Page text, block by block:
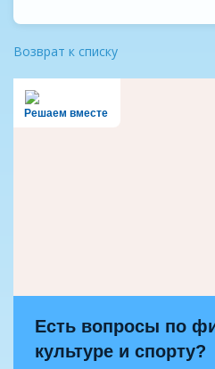
Возврат к списку
Решаем вместе
Есть вопросы по
культуре и спорту?